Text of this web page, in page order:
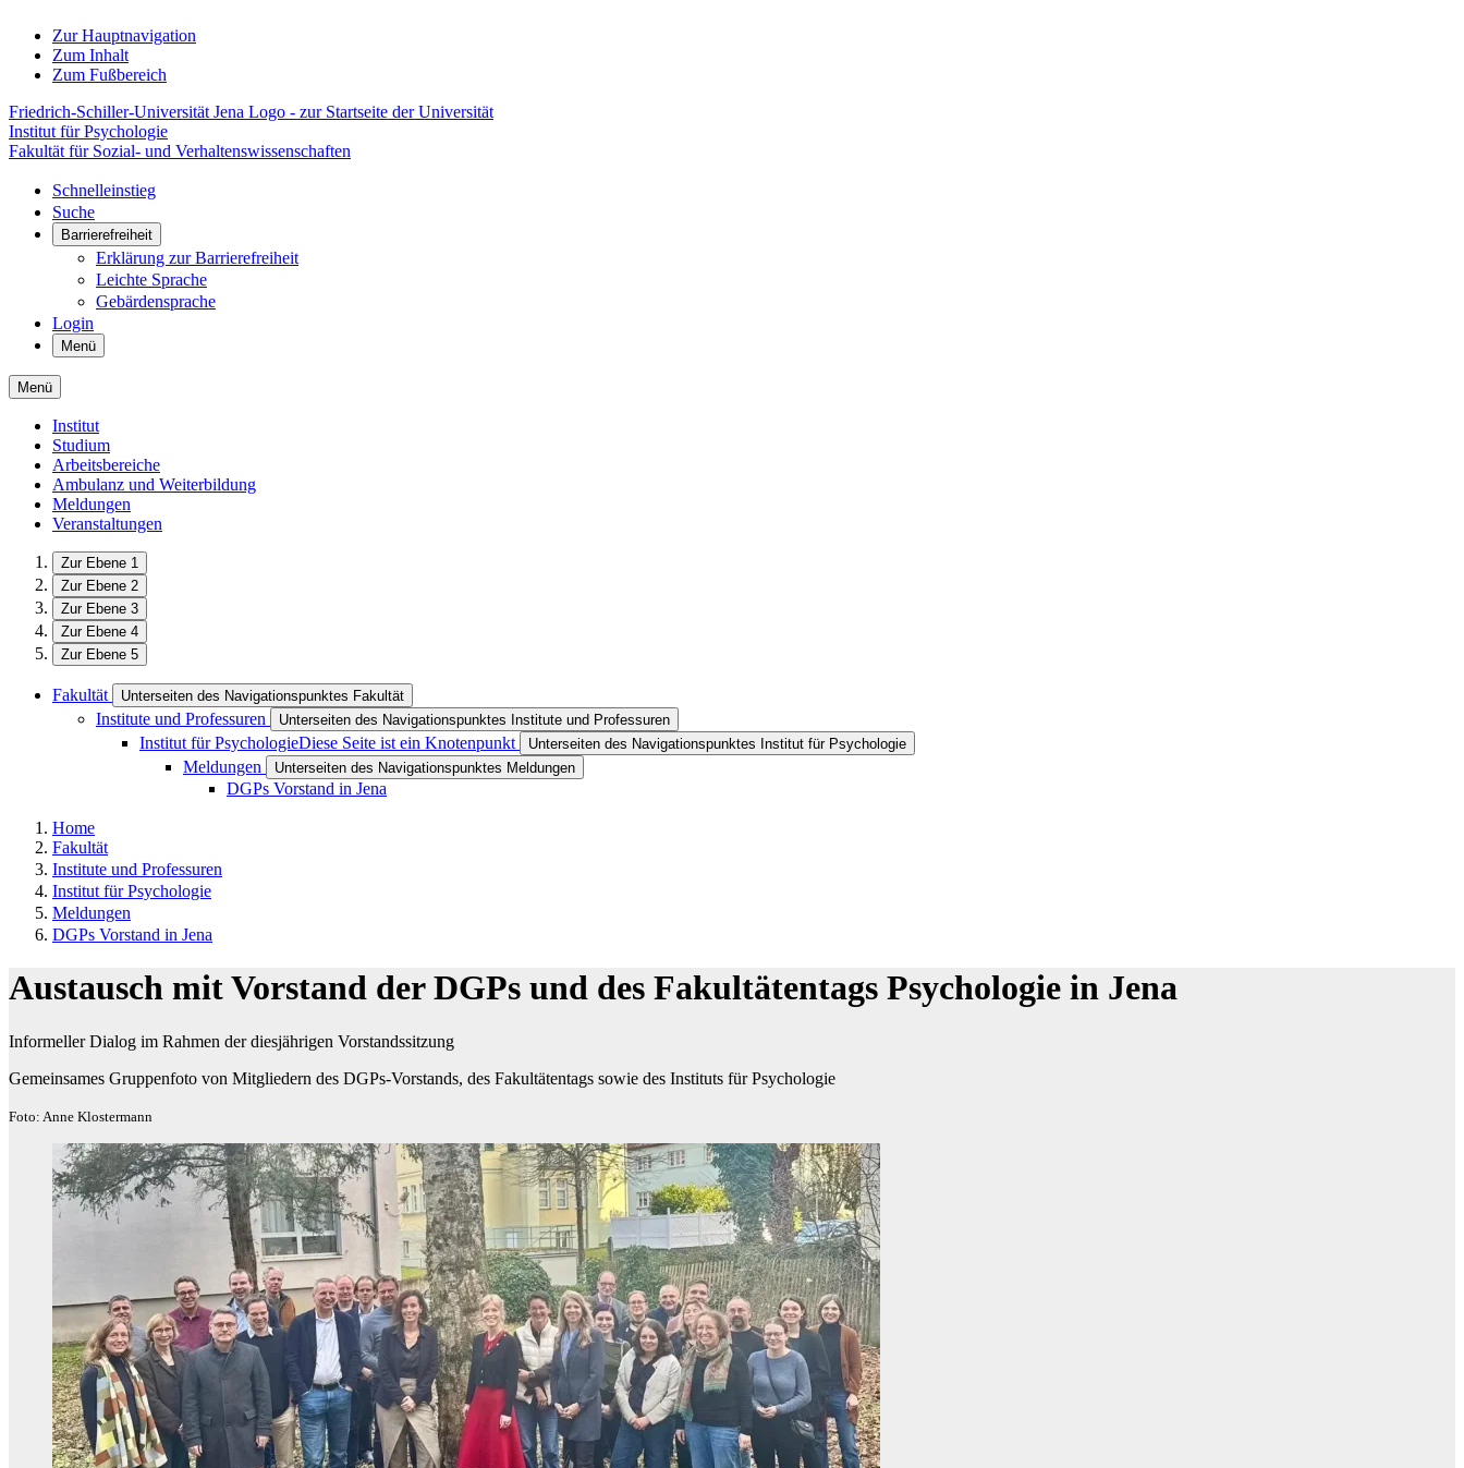
Zur Hauptnavigation
Zum Inhalt
Zum Fußbereich
Friedrich-Schiller-Universität Jena Logo - zur Startseite der Universität
Institut für Psychologie
Fakultät für Sozial- und Verhaltenswissenschaften
Schnelleinstieg
Suche
Barrierefreiheit
Erklärung zur Barrierefreiheit
Leichte Sprache
Gebärdensprache
Login
Menü
Menü
Institut
Studium
Arbeitsbereiche
Ambulanz und Weiterbildung
Meldungen
Veranstaltungen
Zur Ebene 1
Zur Ebene 2
Zur Ebene 3
Zur Ebene 4
Zur Ebene 5
Fakultät Unterseiten des Navigationspunktes Fakultät
Institute und Professuren Unterseiten des Navigationspunktes Institute und Professuren
Institut für PsychologieDiese Seite ist ein Knotenpunkt Unterseiten des Navigationspunktes Institut für Psychologie
Meldungen Unterseiten des Navigationspunktes Meldungen
DGPs Vorstand in Jena
Home
Fakultät
Institute und Professuren
Institut für Psychologie
Meldungen
DGPs Vorstand in Jena
Austausch mit Vorstand der DGPs und des Fakultätentags Psychologie in Jena
Informeller Dialog im Rahmen der diesjährigen Vorstandssitzung
Gemeinsames Gruppenfoto von Mitgliedern des DGPs-Vorstands, des Fakultätentags sowie des Instituts für Psychologie
Foto: Anne Klostermann